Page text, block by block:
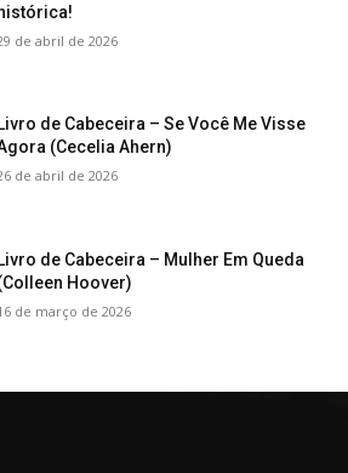
histórica!
de abril de 2026
Livro de Cabeceira – Se Você Me Visse
(Cecelia Ahern)
de abril de 2026
Livro de Cabeceira – Mulher Em Queda
Hoover)
de março de 2026